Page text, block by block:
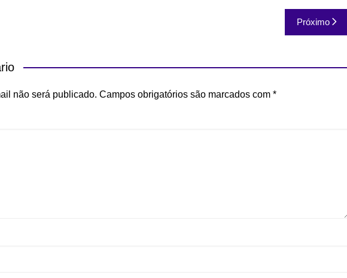
Próximo
não será publicado. Campos obrigatórios são marcados com *